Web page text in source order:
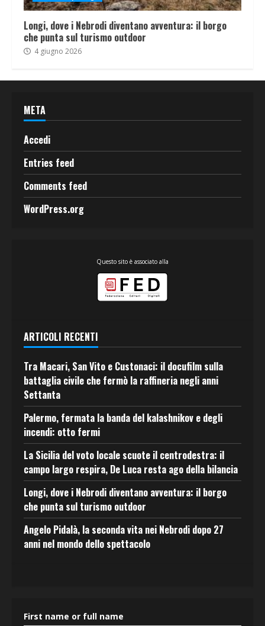
Longi, dove i Nebrodi diventano avventura: il borgo
che punta sul turismo outdoor
4 giugno 2026
META
Accedi
Entries feed
Comments feed
WordPress.org
Questo sito è associato alla
ARTICOLI RECENTI
Tra Macari, San Vito e Custonaci: il docufilm sulla
battaglia civile che fermò la raffineria negli anni
Settanta
Palermo, fermata la banda del kalashnikov e degli
incendi: otto fermi
La Sicilia del voto locale scuote il centrodestra: il
campo largo respira, De Luca resta ago della bilancia
Longi, dove i Nebrodi diventano avventura: il borgo
che punta sul turismo outdoor
Angelo Pidalà, la seconda vita nei Nebrodi dopo 27
anni nel mondo dello spettacolo
First name or full name